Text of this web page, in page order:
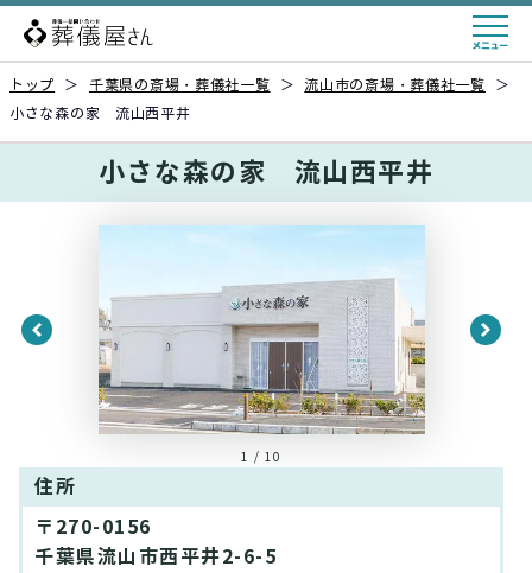
トップ ＞ 千葉県の斎場・葬儀社一覧 ＞ 流山市の斎場・葬儀社一覧
＞
小さな森の家 流山西平井
小さな森の家 流山西平井
1 / 10
住所
〒270-0156
千葉県流山市西平井2-6-5